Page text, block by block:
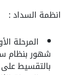
انظمة السداد :
بالتقسيط على 3 سنوات بدون فوائد .